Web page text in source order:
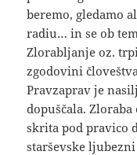
beremo, gledamo
radiu… in se ob
Zlorabljanje oz.
zgodovini
Pravzaprav je
dopuščala.
skrita pod pravico
starševske